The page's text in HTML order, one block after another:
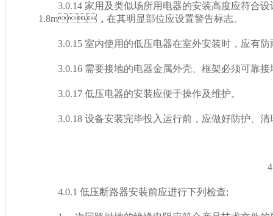
3.0.14 家用及类似场所用电器的安装高度应符合设计
1.8m，在其明显部位应设置警告标志。
3.0.15 室内使用的低压电器在室外安装时，应有防雨
3.0.16 需要接地的电器金属外壳、框架必须可靠接地
3.0.17 低压电器的安装应便于操作及维护。
3.0.18 设备安装完毕投入运行前，应做好防护、清
4
4.0.1 低压断路器安装前应进行下列检查;